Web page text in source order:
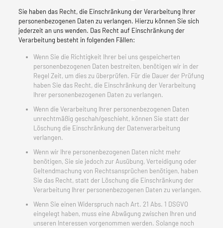
Sie haben das Recht, die Einschränkung der Verarbeitung Ihrer
personenbezogenen Daten zu verlangen. Hierzu können Sie sich
jederzeit an uns wenden. Das Recht auf Einschränkung der
Verarbeitung besteht in folgenden Fällen:
Wenn Sie die Richtigkeit Ihrer bei uns gespeicherten
personenbezogenen Daten bestreiten, benötigen wir in der
Regel Zeit, um dies zu überprüfen. Für die Dauer der Prüfung
haben Sie das Recht, die Einschränkung der Verarbeitung
Ihrer personenbezogenen Daten zu verlangen.
Wenn die Verarbeitung Ihrer personenbezogenen Daten
unrechtmäßig geschah/geschieht, können Sie statt der
Löschung die Einschränkung der Datenverarbeitung
verlangen.
Wenn wir Ihre personenbezogenen Daten nicht mehr
benötigen, Sie sie jedoch zur Ausübung, Verteidigung oder
Geltendmachung von Rechtsansprüchen benötigen, haben
Sie das Recht, statt der Löschung die Einschränkung der
Verarbeitung Ihrer personenbezogenen Daten zu verlangen.
Wenn Sie einen Widerspruch nach Art. 21 Abs. 1 DSGVO
eingelegt haben, muss eine Abwägung zwischen Ihren und
unseren Interessen vorgenommen werden. Solange noch